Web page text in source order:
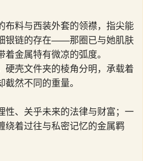
布料与西装外套的领襟，指尖能
银链的存在——那圈已与她肌肤
金属特有微凉的弧度。
硬壳文件夹的棱角分明，承载着
然不同的重量。
性、关乎未来的法律与财富；一
绕着过往与私密记忆的金属羁